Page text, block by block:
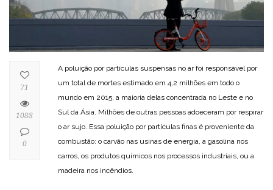
A poluição por partículas suspensas no ar foi responsável por
um total de mortes estimado em 4,2 milhões em todo o
mundo em 2015, a maioria delas concentrada no Leste e no
Sul da Ásia. Milhões de outras pessoas adoeceram por respirar
o ar sujo. Essa poluição por partículas finas é proveniente da
combustão: o carvão nas usinas de energia, a gasolina nos
carros, os produtos químicos nos processos industriais, ou a
madeira nos incêndios.
71
1088
0